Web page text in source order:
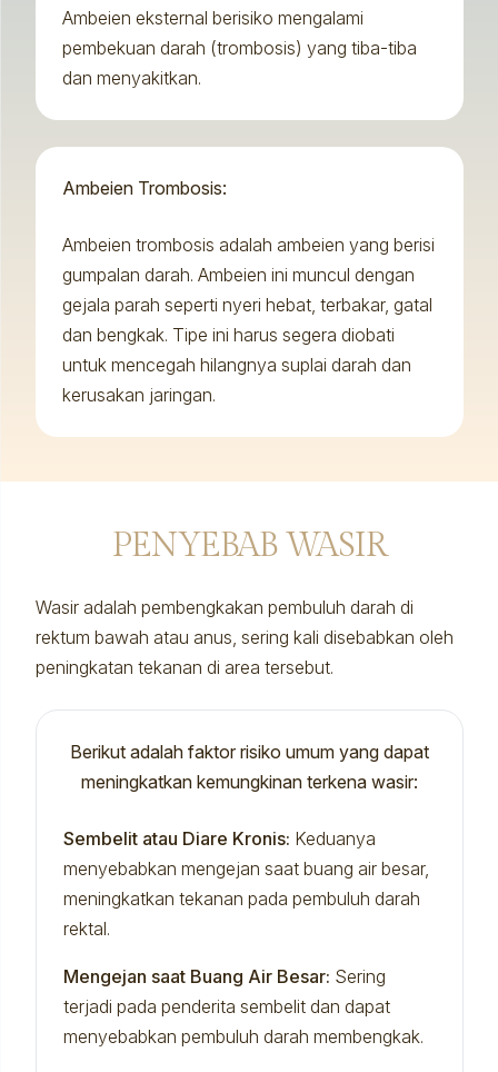
Ambeien eksternal berisiko mengalami
pembekuan darah (trombosis) yang tiba-tiba
dan menyakitkan.
Ambeien Trombosis:
Ambeien trombosis adalah ambeien yang berisi
gumpalan darah. Ambeien ini muncul dengan
gejala parah seperti nyeri hebat, terbakar, gatal
dan bengkak. Tipe ini harus segera diobati
untuk mencegah hilangnya suplai darah dan
kerusakan jaringan.
PENYEBAB WASIR
Wasir adalah pembengkakan pembuluh darah di
rektum bawah atau anus, sering kali disebabkan oleh
peningkatan tekanan di area tersebut.
Berikut adalah faktor risiko umum yang dapat
meningkatkan kemungkinan terkena wasir:
Sembelit atau Diare Kronis: Keduanya
menyebabkan mengejan saat buang air besar,
meningkatkan tekanan pada pembuluh darah
rektal.
Mengejan saat Buang Air Besar: Sering
terjadi pada penderita sembelit dan dapat
menyebabkan pembuluh darah membengkak.